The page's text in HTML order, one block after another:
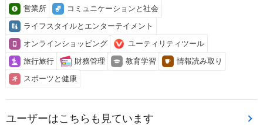
営業所
コミュニケーションと社会
ライフスタイルとエンターテイメント
オンラインショッピング
ユーティリティツール
旅行旅行
財務管理 教育学習
情報読み取り
スポーツと健康
ユーザーはこちらも見ています